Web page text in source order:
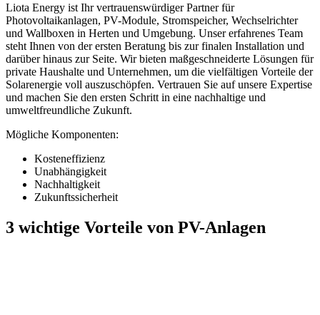
Liota Energy ist Ihr vertrauenswürdiger Partner für
Photovoltaikanlagen, PV-Module, Stromspeicher, Wechselrichter
und Wallboxen in Herten und Umgebung. Unser erfahrenes Team
steht Ihnen von der ersten Beratung bis zur finalen Installation und
darüber hinaus zur Seite. Wir bieten maßgeschneiderte Lösungen für
private Haushalte und Unternehmen, um die vielfältigen Vorteile der
Solarenergie voll auszuschöpfen. Vertrauen Sie auf unsere Expertise
und machen Sie den ersten Schritt in eine nachhaltige und
umweltfreundliche Zukunft.
Mögliche Komponenten:
Kosteneffizienz
Unabhängigkeit
Nachhaltigkeit
Zukunftssicherheit
3 wichtige Vorteile von PV-Anlagen